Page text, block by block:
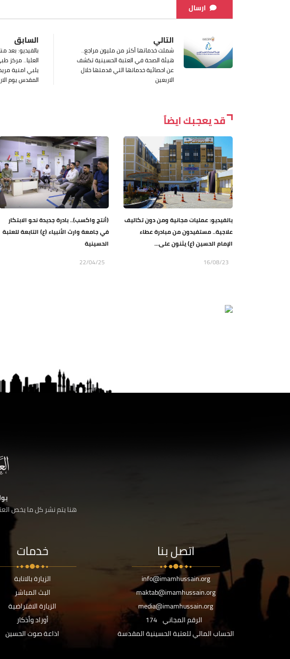
ارسال
السابق
بالفيديو: بعد
العليا.. مركز
يلبي امنية
المقدس يوم
التالي
شملت خدماتها أكثر من مليون مراجع..
هيئة الصحة في العتبة الحسينية تكشف
عن احصائية خدماتها التي قدمتها خلال
الاربعين
قد يعجبك ايضاً
بالفيديو: عمليات مجانية ومن دون تكاليف
علاجية.. مستفيدون من مبادرة عطاء
الإمام الحسين (ع) يثنون على...
16/08/23
(أنتج واكسب).. بادرة جديدة نحو الابتكار
في جامعة وارث الأنبياء (ع) التابعة للعتبة
الحسينية
22/04/25
هنا يتم نشر كل ما يخص
اتصل بنا
info@imamhussain.org
maktab@imamhussain.org
media@imamhussain.org
الرقم المجاني 174
الحساب المالي للعتبة الحسينية المقدسة
خدمات
الزيارة بالانابة
البث المباشر
الزيارة الافتراضية
أوراد وأذكار
اذاعة صوت الحسين